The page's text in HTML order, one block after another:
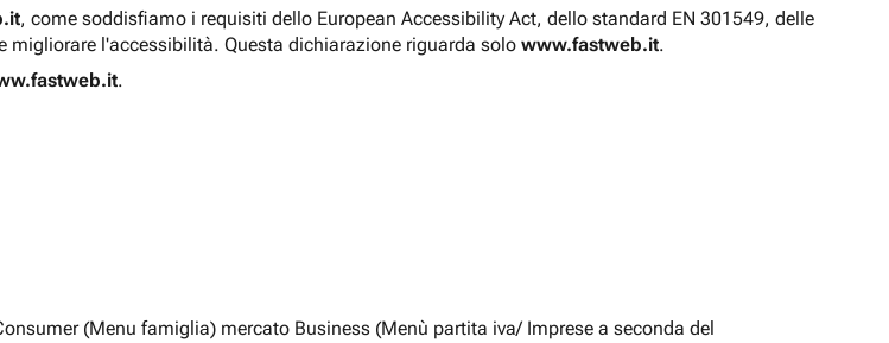
, come soddisfiamo i requisiti dello European Accessibility Act, dello standard EN 301549, delle
migliorare l'accessibilità. Questa dichiarazione riguarda solo www.fastweb.it.
.
(Menu famiglia) mercato Business (Menù partita iva/ Imprese a seconda del